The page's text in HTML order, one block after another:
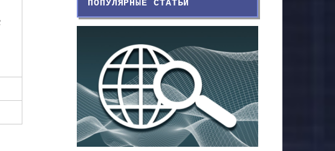
ПОПУЛЯРНЫЕ СТАТЬИ